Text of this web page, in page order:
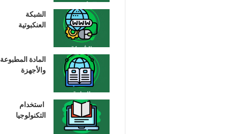
الشبكة
العنكبوتية
المادة المطبوعة
والأجهزة
استخدام
التكنولوجيا